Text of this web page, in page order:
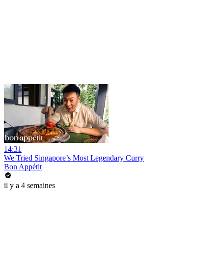
14:31
We Tried Singapore’s Most Legendary Curry
Bon Appétit
il y a 4 semaines